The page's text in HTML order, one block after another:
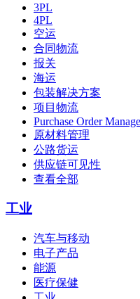
3PL
4PL
空运
合同物流
报关
海运
包装解决方案
项目物流
Purchase Order
原材料管理
公路货运
供应链可见性
查看全部
工业
汽车与移动
电子产品
能源
医疗保健